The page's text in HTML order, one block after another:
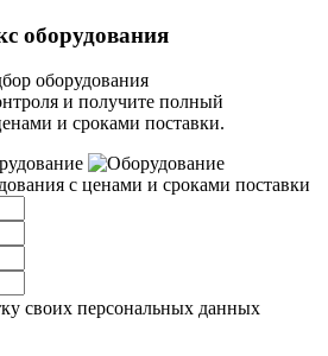
оборудования
оборудования
и получите полный
и сроками поставки.
с ценами и сроками поставки
своих персональных данных